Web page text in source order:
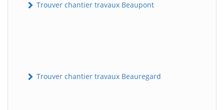
Trouver chantier travaux Beaupont
Trouver chantier travaux Beauregard